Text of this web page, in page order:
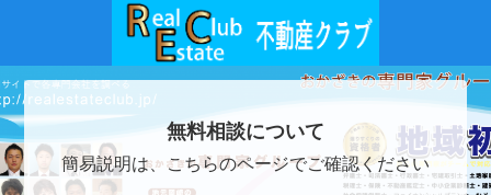
無料相談について
簡易説明は、こちらのページでご確認ください